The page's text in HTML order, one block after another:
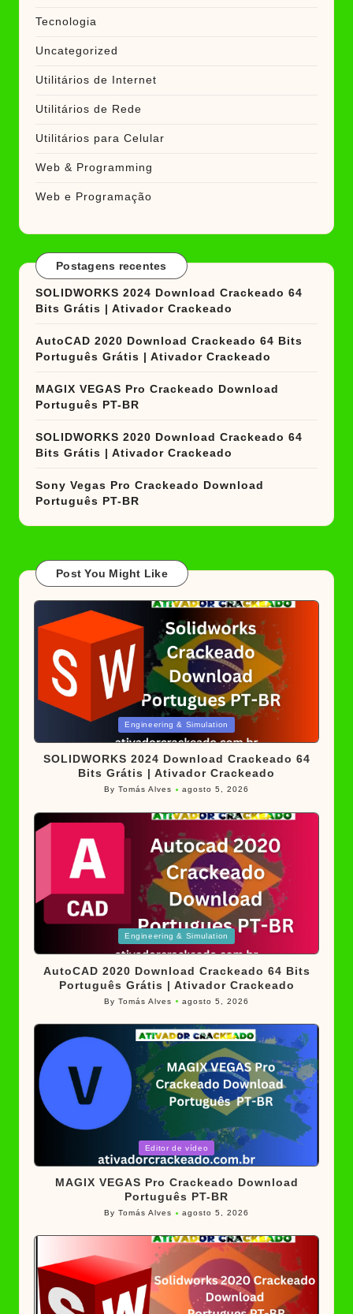
Tecnologia
Uncategorized
Utilitários de Internet
Utilitários de Rede
Utilitários para Celular
Web & Programming
Web e Programação
Postagens recentes
SOLIDWORKS 2024 Download Crackeado 64
Bits Grátis | Ativador Crackeado
AutoCAD 2020 Download Crackeado 64 Bits
Português Grátis | Ativador Crackeado
MAGIX VEGAS Pro Crackeado Download
Português PT-BR
SOLIDWORKS 2020 Download Crackeado 64
Bits Grátis | Ativador Crackeado
Sony Vegas Pro Crackeado Download
Português PT-BR
Post You Might Like
in
Engineering & Simulation
SOLIDWORKS 2024 Download Crackeado 64
Bits Grátis | Ativador Crackeado
Posted
ByTomás Alves agosto 5, 2026
in
Engineering & Simulation
AutoCAD 2020 Download Crackeado 64 Bits
Português Grátis | Ativador Crackeado
Posted
ByTomás Alves agosto 5, 2026
in
Editor de vídeo
MAGIX VEGAS Pro Crackeado Download
Português PT-BR
Posted
ByTomás Alves agosto 5, 2026